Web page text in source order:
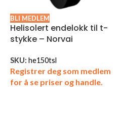
BLI MEDLEM
Helisolert endelokk til t-
stykke – Norvai
SKU: he150tsl
Registrer deg som medlem
for å se priser og handle.